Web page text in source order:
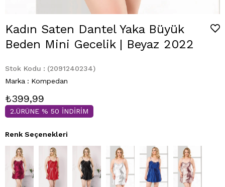
Kadın Saten Dantel Yaka Büyük
Beden Mini Gecelik | Beyaz 2022
Stok Kodu
(2091240234)
Marka : Kompedan
₺399,99
2.ÜRÜNE % 50 İNDİRİM
Renk Seçenekleri